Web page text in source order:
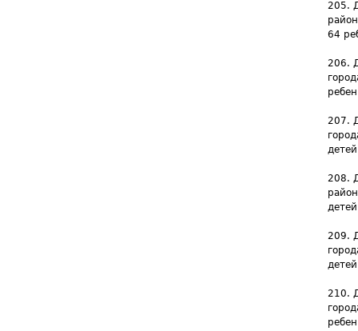
205.
64
206.
207.
208.
209.
210.